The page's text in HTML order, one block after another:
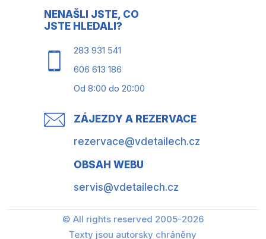
NENAŠLI JSTE, CO
JSTE HLEDALI?
283 931 541
606 613 186
Od 8:00 do 20:00
ZÁJEZDY A REZERVACE
rezervace@vdetailech.cz
OBSAH WEBU
servis@vdetailech.cz
© All rights reserved 2005-2026
Texty jsou autorsky chráněny